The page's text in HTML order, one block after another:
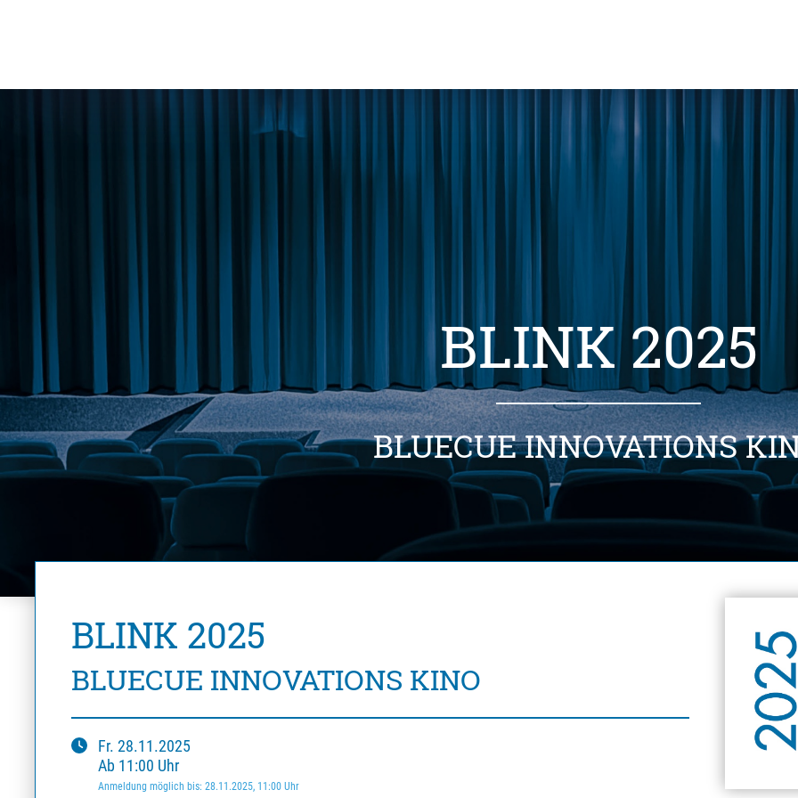
BLINK 2025
BLUECUE INNOVATIONS
BLINK 2025
BLUECUE INNOVATIONS KINO
Fr. 28.11.2025
Ab 11:00 Uhr
Anmeldung möglich bis: 28.11.2025, 11:00 Uhr